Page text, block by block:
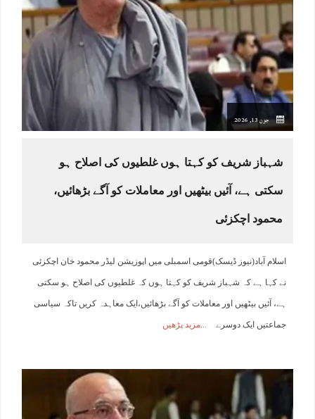
جون 13, 2026
شہباز شریف کو کہتا ہوں غلطیوں کی اصلاح ہو
سکتی ہے، آئیں بیٹھیں اور معاملات کو آگے بڑھائیں،
محمود اچکزئی
اسلام آباد(نیوز ڈیسک)قومی اسمبلی میں اپوزیشن لیڈر محمود خان اچکزئی
نے کہا ہے کہ شہباز شریف کو کہتا ہوں کہ غلطیوں کی اصلاح ہو سکتی
ہے، آئیں بیٹھیں اور معاملات کو آگے بڑھائیں،ایک معاہدہ کریں تاکہ سیاسی
جماعتیں ایک دوسرے مزید پڑھیں